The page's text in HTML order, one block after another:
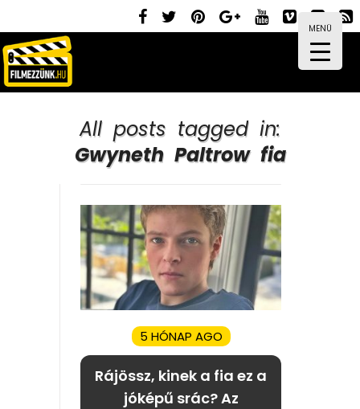
MENÜ
All posts tagged in:
Gwyneth Paltrow fia
5 HÓNAP AGO
Rájössz, kinek a fia ez a
jóképű srác? Az